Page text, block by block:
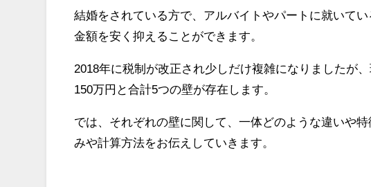
結婚をされている方で、アルバイトやパートに就いて
金額を安く抑えることができます。
2018年に税制が改正され少しだけ複雑になりましたが
150万円と合計5つの壁が存在します。
では、それぞれの壁に関して、一体どのような違いや
みや計算方法をお伝えしていきます。